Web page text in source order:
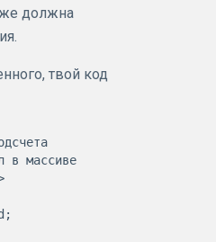
должна
твой код
в массиве